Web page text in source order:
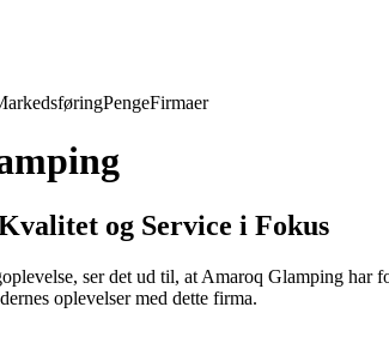
PengeFirmaer
og Service i Fokus
ser det ud til, at Amaroq Glamping har
oplevelser med dette firma.